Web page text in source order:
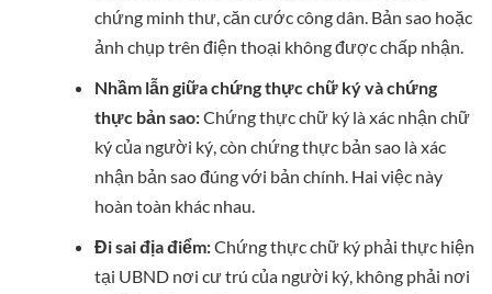
chứng minh thư, căn cước công dân. Bản sao hoặc
ảnh chụp trên điện thoại không được chấp nhận.
Nhầm lẫn giữa chứng thực chữ ký và chứng
thực bản sao:Chứng thực chữ ký là xác nhận chữ
ký của người ký, còn chứng thực bản sao là xác
nhận bản sao đúng với bản chính. Hai việc này
hoàn toàn khác nhau.
Đi sai địa điểm:Chứng thực chữ ký phải thực hiện
tại UBND nơi cư trú của người ký, không phải nơi